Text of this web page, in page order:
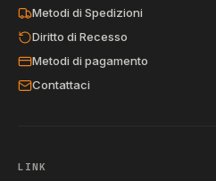
Metodi di Spedizioni
Diritto di Recesso
Metodi di pagamento
Contattaci
LINK